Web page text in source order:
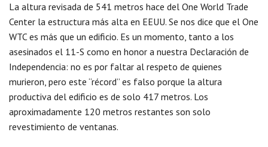
La altura revisada de 541 metros hace del One World Trade
Center la estructura más alta en EEUU. Se nos dice que el One
WTC es más que un edificio. Es un momento, tanto a los
asesinados el 11-S como en honor a nuestra Declaración de
Independencia: no es por faltar al respeto de quienes
murieron, pero este “récord” es falso porque la altura
productiva del edificio es de solo 417 metros. Los
aproximadamente 120 metros restantes son solo
revestimiento de ventanas.